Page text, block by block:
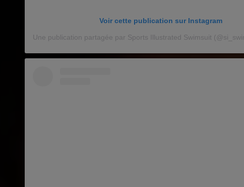
Voir cette publication sur Instagram
Une publication partagée par Sports Illustrated Swimsuit